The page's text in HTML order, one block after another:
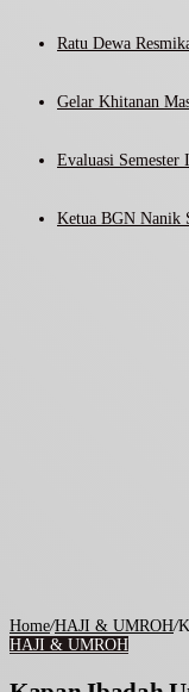
Ratu Dewa
Gelar Khitanan
Evaluasi Semester
Ketua BGN Nanik
Home/HAJI & UMROH/
HAJI & UMROH